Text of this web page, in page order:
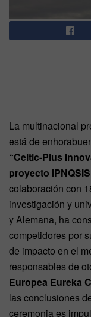
La multinacional
está de
“Celtic-Plus
proyecto
colaboración con
investigación y
y Alemana, ha
competidores por
de impacto en el
responsables de
Europea Eureka
las conclusiones
ceremonia es